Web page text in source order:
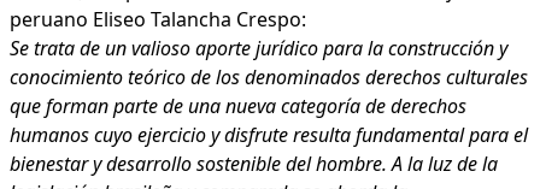
peruano Eliseo Talancha Crespo:
Se trata de un valioso aporte jurídico para la construcción y
conocimiento teórico de los denominados derechos culturales
que forman parte de una nueva categoría de derechos
humanos cuyo ejercicio y disfrute resulta fundamental para el
bienestar y desarrollo sostenible del hombre. A la luz de la